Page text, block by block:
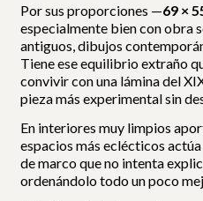
Por sus proporciones —69 ×
especialmente bien con obra
antiguos, dibujos
Tiene ese equilibrio extraño
convivir con una lámina del
pieza más experimental sin
En interiores muy limpios
espacios más eclécticos
de marco que no intenta
ordenándolo todo un poco